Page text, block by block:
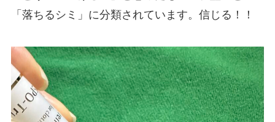
「落ちるシミ」に分類されています。信じる！！